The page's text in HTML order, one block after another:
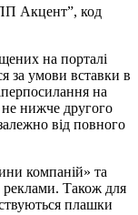
Акцент”, код
на порталі
за умови вставки в
на
нижче другого
від повного
компаній» та
реклами. Також для
плашки